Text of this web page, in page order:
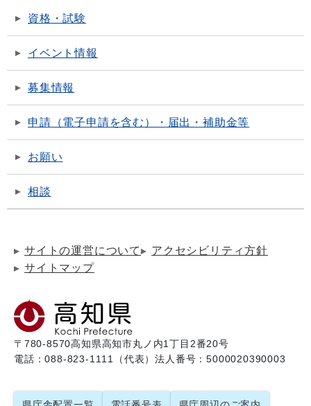
資格・試験
イベント情報
募集情報
申請（電子申請を含む）・届出・補助金等
お願い
相談
サイトの運営について
アクセシビリティ方針
サイトマップ
〒780-8570高知県高知市丸ノ内1丁目2番20号
電話：088-823-1111（代表）法人番号：5000020390003